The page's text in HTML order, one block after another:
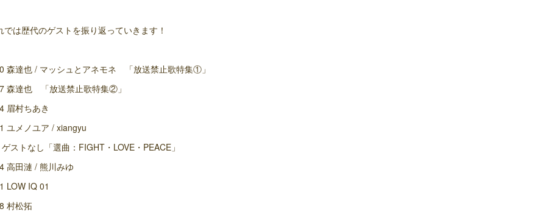
では歴代のゲストを振り返っていきます！
森達也 / マッシュとアネモネ 「放送禁止歌特集①」
森達也 「放送禁止歌特集②」
眉村ちあき
ユメノユア / xiangyu
ストなし「選曲：FIGHT・LOVE・PEACE」
高田漣 / 熊川みゆ
LOW IQ 01
村松拓